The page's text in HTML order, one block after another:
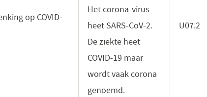
op COVID-
Het corona-virus
heet SARS-CoV-2.
De ziekte heet
COVID-19 maar
wordt vaak corona
genoemd.
U07.2